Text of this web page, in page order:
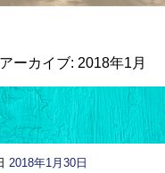
ーカイブ: 2018年1月
2018年1月30日